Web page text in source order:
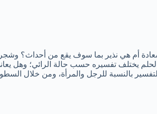
أم هي نذير بما سوف يقع من أحداث؟
يختلف تفسيره حسب حالة الرائي؛ وهل
بالنسبة للرجل والمرأة، ومن خلال